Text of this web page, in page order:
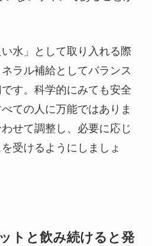
水」として取り入れる際
ラル補給としてバランス
す。科学的にみても安全
ての人に万能ではありま
せて調整し、必要に応じ
受けるようにしましょ
トと飲み続けると発